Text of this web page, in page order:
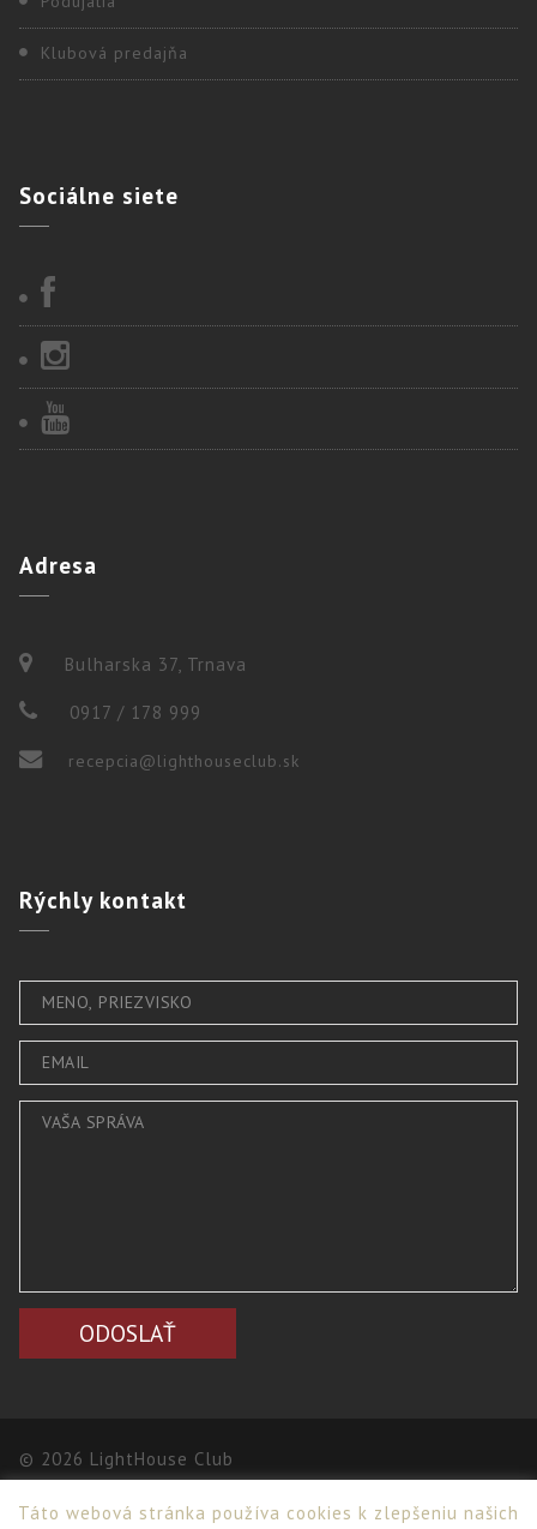
Klubová predajňa
Sociálne siete
Adresa
Bulharska 37, Trnava
0917 / 178 999
recepcia@lighthouseclub.sk
Rýchlykontakt
© 2026 LightHouse Club
Táto webová stránka používa cookies k zlepšeniu našich